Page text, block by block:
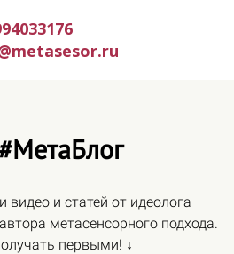
и статей от идеолога
метасенсорного подхода.
первыми! ↓